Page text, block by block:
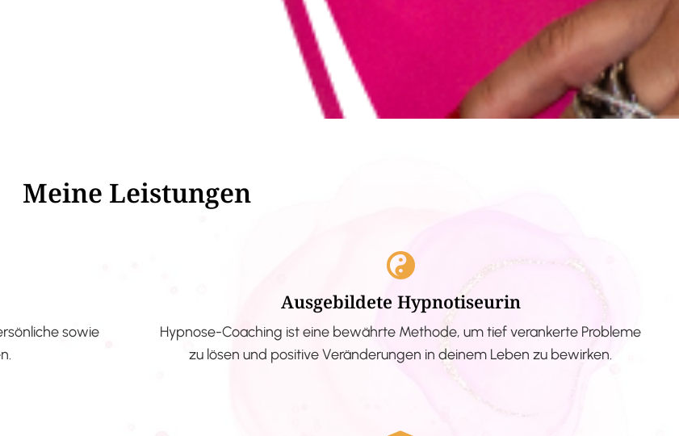
Meine Leistungen
sowie
Ausgebildete Hypnotiseurin
Hypnose-Coaching ist eine bewährte Methode, um tief verankerte Probleme
zu lösen und positive Veränderungen in deinem Leben zu bewirken.